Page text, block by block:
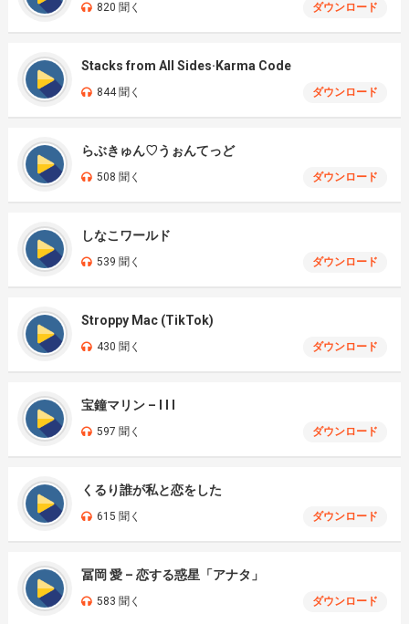
820 聞く ダウンロード
Stacks from All Sides·Karma Code
844 聞く ダウンロード
らぶきゅん♡うぉんてっど
508 聞く ダウンロード
しなこワールド
539 聞く ダウンロード
Stroppy Mac (TikTok)
430 聞く ダウンロード
宝鐘マリン – I I I
597 聞く ダウンロード
くるり誰が私と恋をした
615 聞く ダウンロード
冨岡 愛 – 恋する惑星「アナタ」
583 聞く ダウンロード